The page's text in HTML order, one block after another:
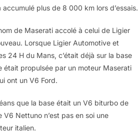
plus de 8 000 km lors d’essais.
de Maserati accolé à celui de Ligier
Lorsque Ligier Automotive et
24 H du Mans, c’était déjà sur la base
était propulsée par un moteur Maserati
ont un V6 Ford.
que la base était un V6 biturbo de
V6 Nettuno n’est pas en soi une
italien.